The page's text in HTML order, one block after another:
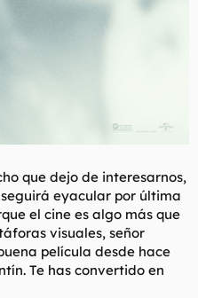
que dejo de interesarnos,
eyacular por última
el cine es algo más que
visuales, señor
película desde hace
Te has convertido en